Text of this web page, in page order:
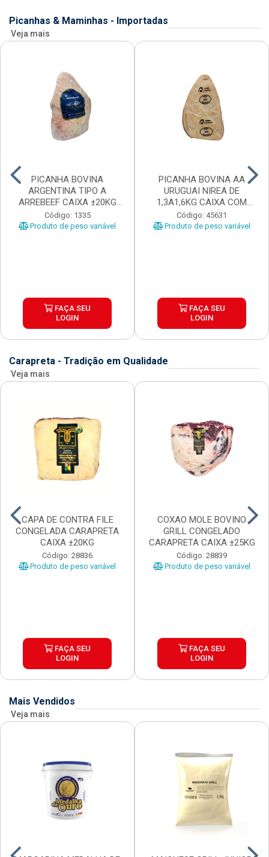
Picanhas & Maminhas - Importadas
Veja mais
PICANHA BOVINA
ARGENTINA TIPO A
ARREBEEF CAIXA ±20KG
PEÇAS 1...
Código: 1335
Produto de peso variável
FAÇA SEU
LOGIN
PICANHA BOVINA AA
URUGUAI NIREA DE
1,3A1,6KG CAIXA COM
±15KG
Código: 45631
Produto de peso variável
FAÇA SEU
LOGIN
Carapreta - Tradição em Qualidade
Veja mais
CAPA DE CONTRA FILE
CONGELADA CARAPRETA
CAIXA ±20KG
Código: 28836
Produto de peso variável
FAÇA SEU
LOGIN
COXAO MOLE BOVINO
GRILL CONGELADO
CARAPRETA CAIXA ±25KG
Código: 28839
Produto de peso variável
FAÇA SEU
LOGIN
Mais Vendidos
Veja mais